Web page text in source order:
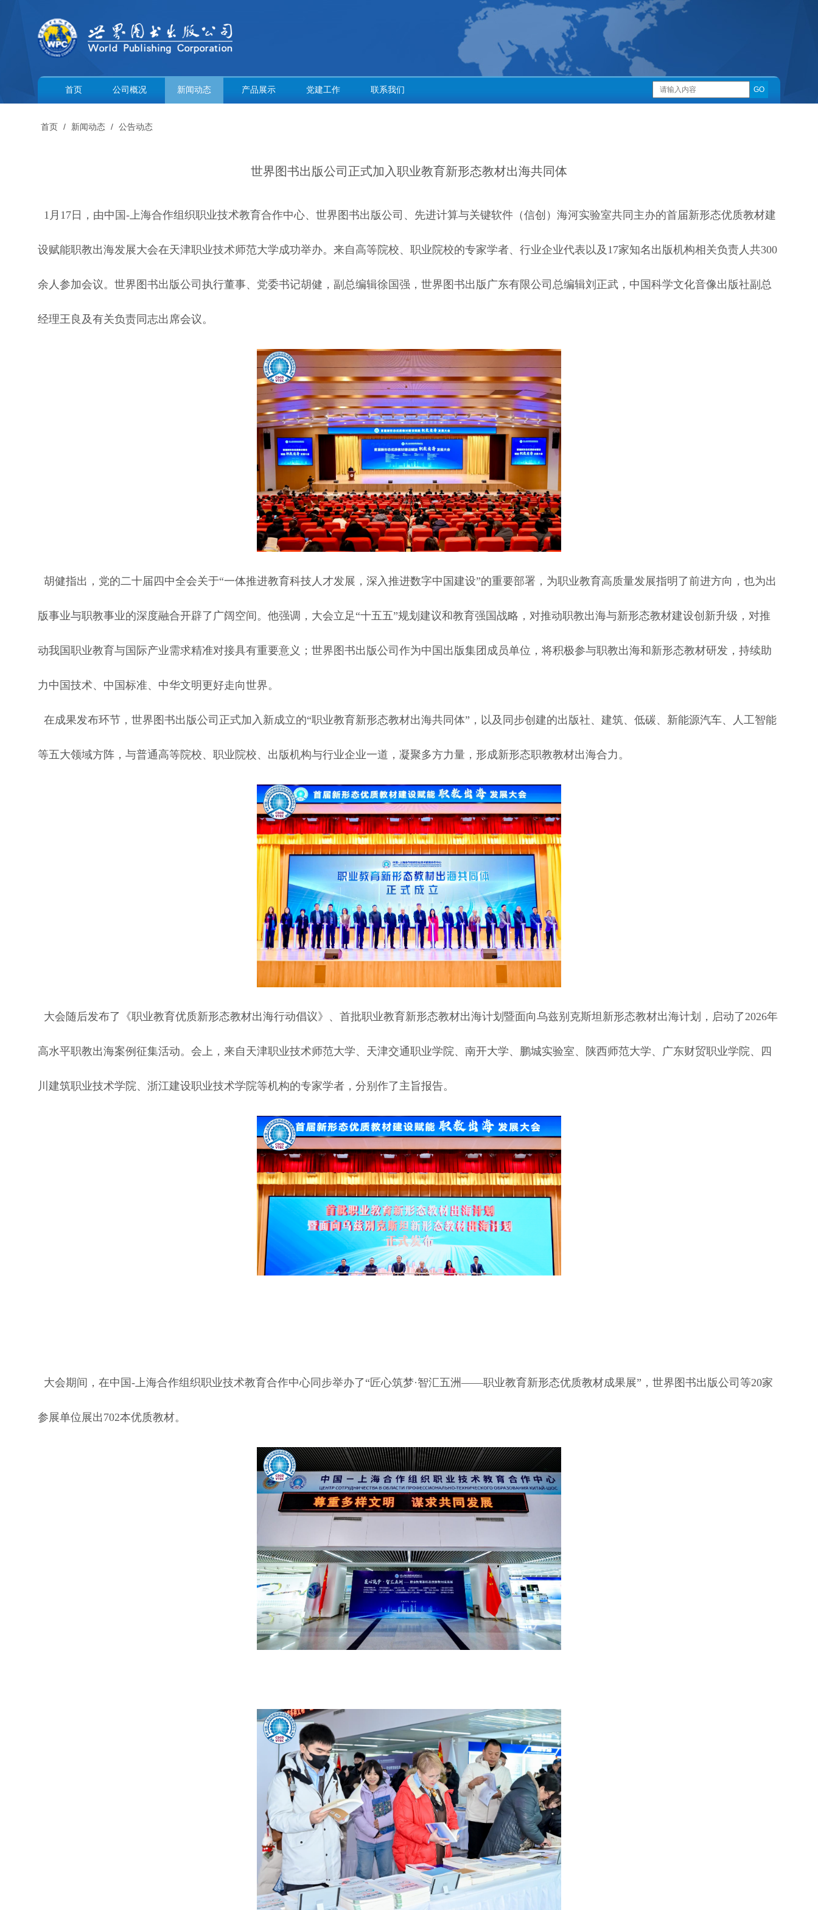
首页 公司概况 新闻动态 产品展示 党建工作 联系我们
首页 / 新闻动态 / 公告动态
世界图书出版公司正式加入职业教育新形态教材出海共同体
1月17日，由中国-上海合作组织职业技术教育合作中心、世界图书出版公司、先进计算与关键软件（信创）海河实验室共同主办的首届新形态优质教材建
设赋能职教出海发展大会在天津职业技术师范大学成功举办。来自高等院校、职业院校的专家学者、行业企业代表以及17家知名出版机构相关负责人共300
余人参加会议。世界图书出版公司执行董事、党委书记胡健，副总编辑徐国强，世界图书出版广东有限公司总编辑刘正武，中国科学文化音像出版社副总
经理王良及有关负责同志出席会议。
胡健指出，党的二十届四中全会关于“一体推进教育科技人才发展，深入推进数字中国建设”的重要部署，为职业教育高质量发展指明了前进方向，也为出
版事业与职教事业的深度融合开辟了广阔空间。他强调，大会立足“十五五”规划建议和教育强国战略，对推动职教出海与新形态教材建设创新升级，对推
动我国职业教育与国际产业需求精准对接具有重要意义；世界图书出版公司作为中国出版集团成员单位，将积极参与职教出海和新形态教材研发，持续助
力中国技术、中国标准、中华文明更好走向世界。
在成果发布环节，世界图书出版公司正式加入新成立的“职业教育新形态教材出海共同体”，以及同步创建的出版社、建筑、低碳、新能源汽车、人工智能
等五大领域方阵，与普通高等院校、职业院校、出版机构与行业企业一道，凝聚多方力量，形成新形态职教教材出海合力。
大会随后发布了《职业教育优质新形态教材出海行动倡议》、首批职业教育新形态教材出海计划暨面向乌兹别克斯坦新形态教材出海计划，启动了2026年
高水平职教出海案例征集活动。会上，来自天津职业技术师范大学、天津交通职业学院、南开大学、鹏城实验室、陕西师范大学、广东财贸职业学院、四
川建筑职业技术学院、浙江建设职业技术学院等机构的专家学者，分别作了主旨报告。
大会期间，在中国-上海合作组织职业技术教育合作中心同步举办了“匠心筑梦·智汇五洲——职业教育新形态优质教材成果展”，世界图书出版公司等20家
参展单位展出702本优质教材。